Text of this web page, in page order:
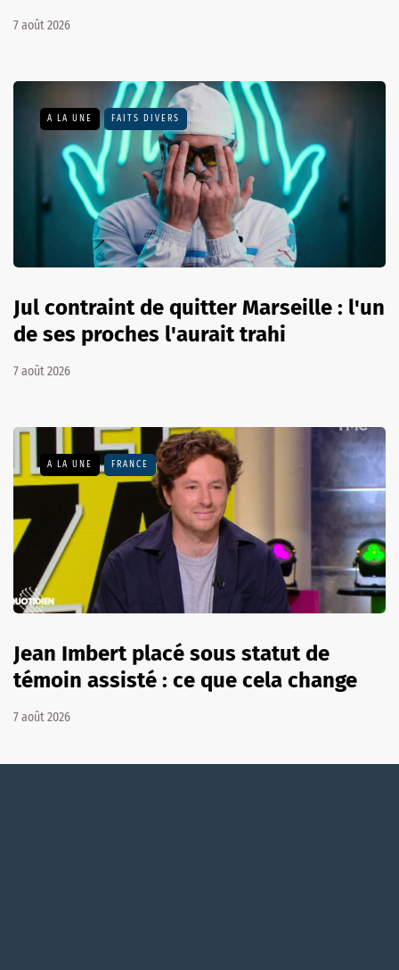
7 août 2026
A LA UNE FAITS DIVERS
Jul contraint de quitter Marseille : l'un
de ses proches l'aurait trahi
7 août 2026
A LA UNE FRANCE
Jean Imbert placé sous statut de
témoin assisté : ce que cela change
7 août 2026